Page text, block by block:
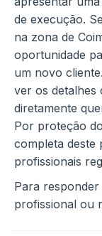
de execução.
na zona de
oportunidade
um novo
ver os detalhes
diretamente
Por proteção
completa deste
profissionais
Para
profissional ou